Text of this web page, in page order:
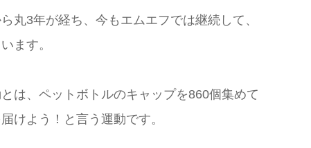
丸3年が経ち、今もエムエフでは継続して、
ます。
は、ペットボトルのキャップを860個集めて
けよう！と言う運動です。